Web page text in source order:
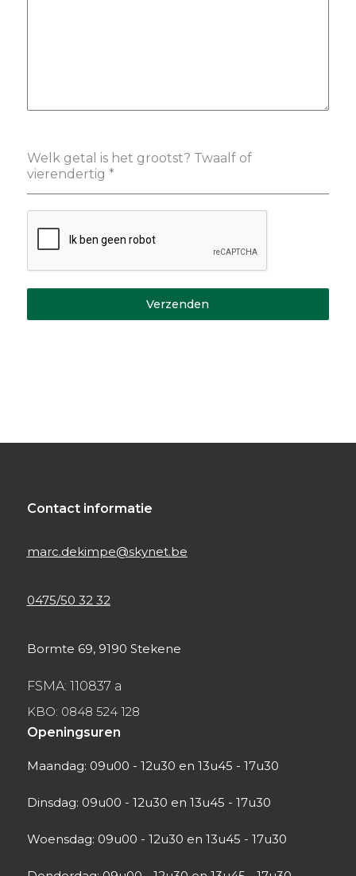
Welk getal is het grootst? Twaalf of
vierendertig *
Verzenden
Contact informatie
marc.dekimpe@skynet.be
0475/50 32 32
Bormte 69, 9190 Stekene
FSMA: 110837 a
KBO: 0848 524 128
Openingsuren
Maandag: 09u00 - 12u30 en 13u45 - 17u30
Dinsdag: 09u00 - 12u30 en 13u45 - 17u30
Woensdag: 09u00 - 12u30 en 13u45 - 17u30